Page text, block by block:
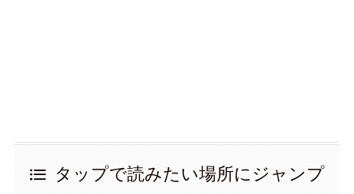
タップで読みたい場所にジャンプ